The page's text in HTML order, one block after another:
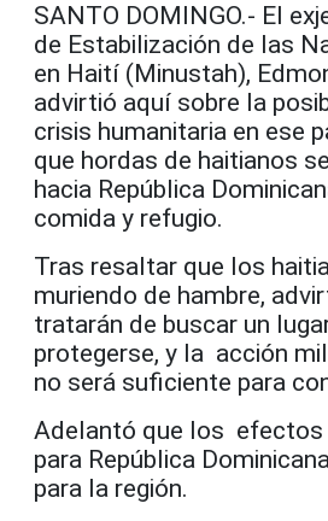
SANTO DOMINGO.- El
de Estabilización de las
en Haití (Minustah),
advirtió aquí sobre la
crisis humanitaria en ese
que hordas de haitianos
hacia República
comida y refugio.
Tras resaltar que los
muriendo de hambre,
tratarán de buscar un
protegerse, y la acción
no será suficiente para
Adelantó que los efectos
para República
para la región.